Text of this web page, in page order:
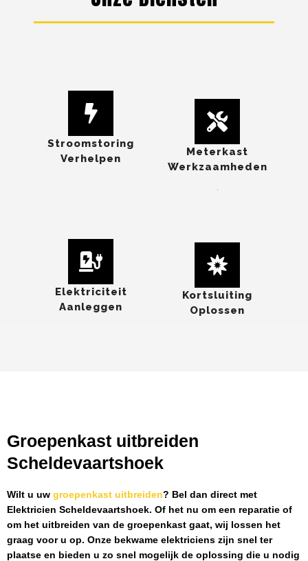
Stroomstoring
Verhelpen
Meterkast
Werkzaamheden
Elektriciteit
Aanleggen
Kortsluiting
Oplossen
Groepenkast uitbreiden
Scheldevaartshoek
Wilt u uw groepenkast uitbreiden? Bel dan direct met
Elektricien Scheldevaartshoek. Of het nu om een reparatie of
om het uitbreiden van de groepenkast gaat, wij lossen het
graag voor u op. Onze bekwame elektriciens zijn snel ter
plaatse en bieden u zo snel mogelijk de oplossing die u nodig